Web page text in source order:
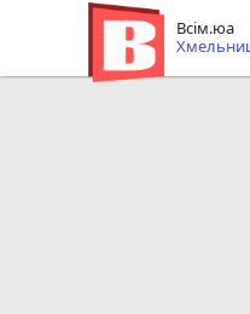
Всім.юа